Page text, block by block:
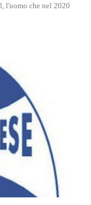
l'uomo che nel 2020